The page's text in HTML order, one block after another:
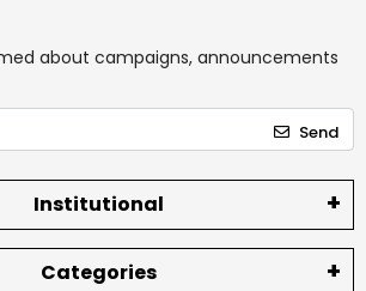
about campaigns, announcements
Send
Institutional
Categories